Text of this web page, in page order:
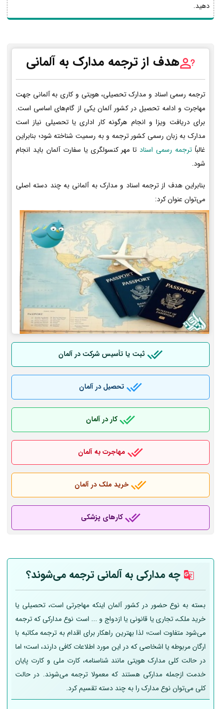
دهید.
هدف از ترجمه مدارک به آلمانی
ترجمه رسمی اسناد و مدارک تحصیلی، هویتی و کاری به آلمانی جهت
مهاجرت و ادامه تحصیل در کشور آلمان یکی از گام‌های اساسی است.
برای دریافت ویزا و انجام هرگونه کار اداری یا تحصیلی نیاز است
مدارک به زبان رسمی کشور ترجمه و به رسمیت شناخته شود؛ بنابراین
غالباً ترجمه رسمی اسنادتا مهر کنسولگری یا سفارت آلمان باید انجام
شود.
بنابراین هدف از ترجمه اسناد و مدارک به آلمانی به چند دسته اصلی
می‌توان عنوان کرد:
ثبت یا تأسیس شرکت در آلمان
تحصیل در آلمان
کار در آلمان
مهاجرت به آلمان
خرید ملک در آلمان
کارهای پزشکی
چه مدارکی بهآلمانی ترجمه می‌شوند؟
بسته به نوع حضور در کشور آلمان اینکه مهاجرتی است، تحصیلی یا
خرید ملک، تجاری یا قانونی یا ازدواج و ... است نوع مدارکی که ترجمه
می‌شود متفاوت است؛ لذا بهترین راهکار برای اقدام به ترجمه مکاتبه با
ارگان مربوطه یا اشخاصی که در این مورد اطلاعات کافی دارند، است؛ اما
در حالت کلی مدارک هویتی مانند شناسنامه، کارت ملی و کارت پایان
خدمت ازجمله مدارکی هستند که معمولا ترجمه می‌شوند. در حالت
کلی می‌توان نوع مدارک را به چند دسته تقسیم کرد.